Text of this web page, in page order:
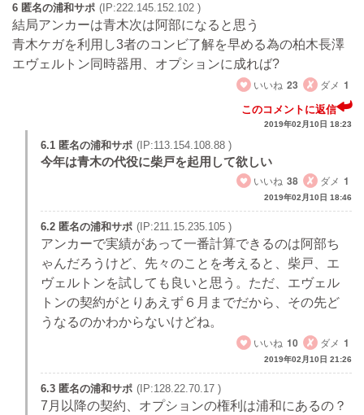
6 匿名の浦和サポ (IP:222.145.152.102 )
結局アンカーは青木次は阿部になると思う
青木ケガを利用し3者のコンビ了解を早める為の柏木長澤
エヴェルトン同時器用、オプションに成れば?
いいね 23 ダメ 1
このコメントに返信
2019年02月10日 18:23
6.1 匿名の浦和サポ (IP:113.154.108.88 )
今年は青木の代役に柴戸を起用して欲しい
いいね 38 ダメ 1
2019年02月10日 18:46
6.2 匿名の浦和サポ (IP:211.15.235.105 )
アンカーで実績があって一番計算できるのは阿部ち
ゃんだろうけど、先々のことを考えると、柴戸、エ
ヴェルトンを試しても良いと思う。ただ、エヴェル
トンの契約がとりあえず６月までだから、その先ど
うなるのかわからないけどね。
いいね 10 ダメ 1
2019年02月10日 21:26
6.3 匿名の浦和サポ (IP:128.22.70.17 )
7月以降の契約、オプションの権利は浦和にあるの？